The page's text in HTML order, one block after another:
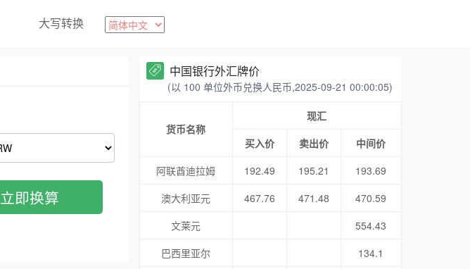
大写转换
立即换算
中国银行外汇牌价
(以 100 单位外币兑换人民币,2025-09-21 00:00:05)
货币名称
现汇
买入价
卖出价
中间价
阿联酋迪拉姆
192.49 195.21
193.69
澳大利亚元
467.76 471.48
470.59
文莱元
554.43
巴西里亚尔
134.1